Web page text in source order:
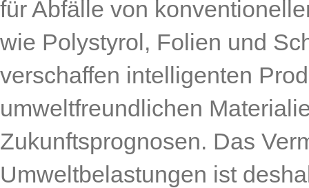
für Abfälle von
wie Polystyrol, Folien und
verschaffen intelligenten
umweltfreundlichen
Zukunftsprognosen. Das
Umweltbelastungen ist